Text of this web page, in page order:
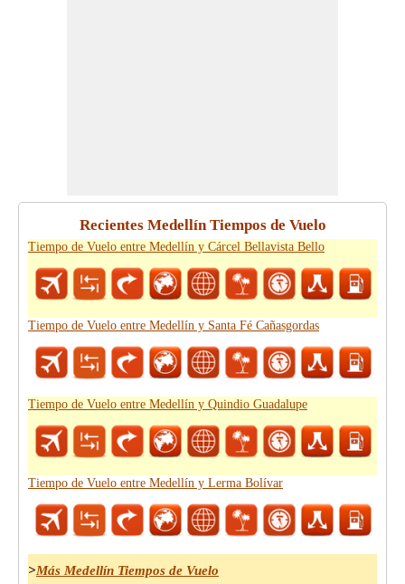
Recientes Medellín Tiempos de Vuelo
Tiempo de Vuelo entre Medellín y Cárcel Bellavista Bello
Tiempo de Vuelo entre Medellín y Santa Fé Cañasgordas
Tiempo de Vuelo entre Medellín y Quindio Guadalupe
Tiempo de Vuelo entre Medellín y Lerma Bolívar
>Más Medellín Tiempos de Vuelo